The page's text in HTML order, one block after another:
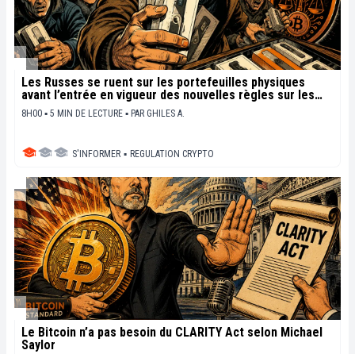
Les Russes se ruent sur les portefeuilles physiques
avant l’entrée en vigueur des nouvelles règles sur les
cryptos
8H00 ▪ 5 MIN DE LECTURE ▪ PAR GHILES A.
S'INFORMER ▪ REGULATION CRYPTO
Le Bitcoin n’a pas besoin du CLARITY Act selon Michael
Saylor